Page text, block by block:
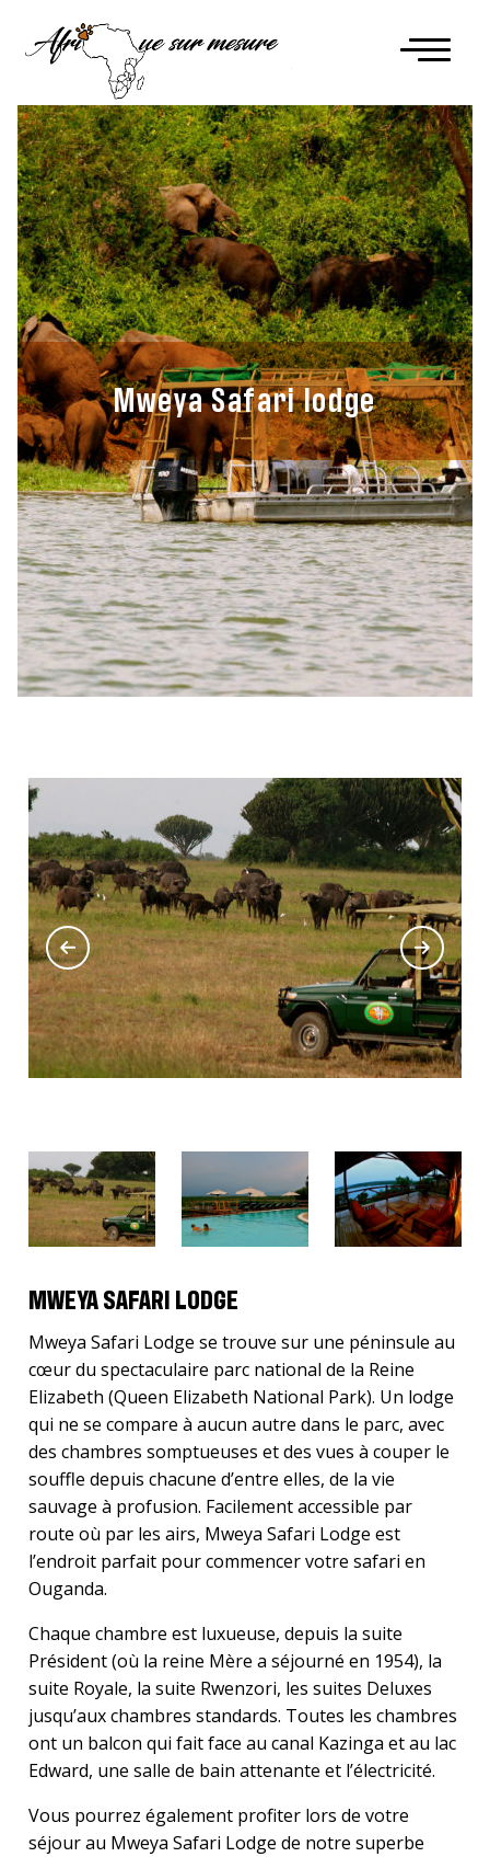
Mweya Safari lodge
MWEYA SAFARI LODGE
Mweya Safari Lodge se trouve sur une péninsule au
cœur du spectaculaire parc national de la Reine
Elizabeth (Queen Elizabeth National Park). Un lodge
qui ne se compare à aucun autre dans le parc, avec
des chambres somptueuses et des vues à couper le
souffle depuis chacune d’entre elles, de la vie
sauvage à profusion. Facilement accessible par
route où par les airs, Mweya Safari Lodge est
l’endroit parfait pour commencer votre safari en
Ouganda.
Chaque chambre est luxueuse, depuis la suite
Président (où la reine Mère a séjourné en 1954), la
suite Royale, la suite Rwenzori, les suites Deluxes
jusqu’aux chambres standards. Toutes les chambres
ont un balcon qui fait face au canal Kazinga et au lac
Edward, une salle de bain attenante et l’électricité.
Vous pourrez également profiter lors de votre
séjour au Mweya Safari Lodge de notre superbe